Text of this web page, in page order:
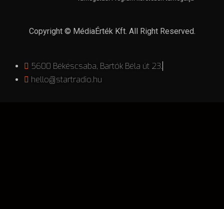
Copyright © MédiaÉrték Kft. All Right Reserved.
5600 Békéscsaba, Bartók Béla út 23.
hello@startradio.hu